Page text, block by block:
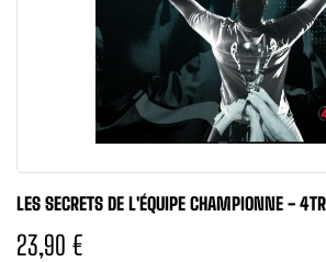
LES SECRETS DE L'ÉQUIPE CHAMPIONNE -
23,90 €